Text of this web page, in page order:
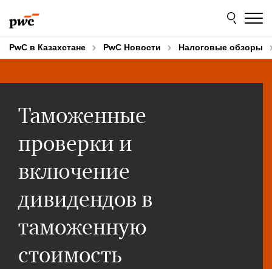
to
content
to
footer
PwC в Казахстане PwC Новости Налоговые обзоры
Таможенные
проверки и
включение
дивидендов в
таможенную
стоимость